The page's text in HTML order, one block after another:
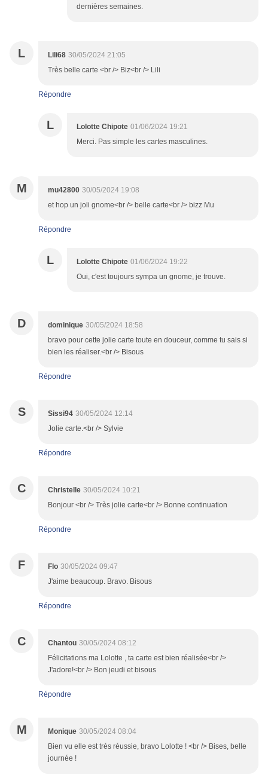
dernières semaines.
L Lili68 30/05/2024 21:05
Très belle carte <br /> Biz<br /> Lili
Répondre
L Lolotte Chipote 01/06/2024 19:21
Merci. Pas simple les cartes masculines.
M mu42800 30/05/2024 19:08
et hop un joli gnome<br /> belle carte<br /> bizz Mu
Répondre
L Lolotte Chipote 01/06/2024 19:22
Oui, c'est toujours sympa un gnome, je trouve.
D dominique 30/05/2024 18:58
bravo pour cette jolie carte toute en douceur, comme tu sais si
bien les réaliser.<br /> Bisous
Répondre
S Sissi94 30/05/2024 12:14
Jolie carte.<br /> Sylvie
Répondre
C Christelle 30/05/2024 10:21
Bonjour <br /> Très jolie carte<br /> Bonne continuation
Répondre
F Flo 30/05/2024 09:47
J'aime beaucoup. Bravo. Bisous
Répondre
C Chantou 30/05/2024 08:12
Félicitations ma Lolotte , ta carte est bien réalisée<br />
J'adore!<br /> Bon jeudi et bisous
Répondre
M Monique 30/05/2024 08:04
Bien vu elle est très réussie, bravo Lolotte ! <br /> Bises, belle
journée !